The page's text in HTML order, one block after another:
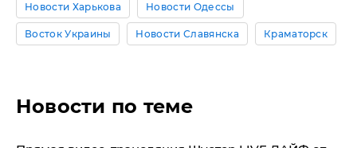
Новости Харькова Новости Одессы
Восток Украины Новости Славянска Краматорск
Новости по теме